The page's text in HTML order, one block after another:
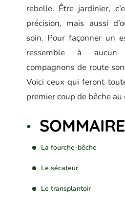
rebelle. Être jardinier,
précision, mais aussi
soin. Pour façonner un
ressemble à aucun
compagnons de route
Voici ceux qui feront
premier coup de bêche
SOMMAIRE
La fourche-bêche
Le sécateur
Le transplantoir